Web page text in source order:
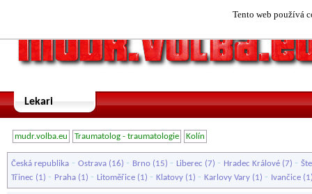
Tento web používá
Lekari
mudr.volba.eu Traumatolog - traumatologie Kolín
Česká republika - Ostrava (16) - Brno (15) - Liberec (7) - Hradec Králové (7) -
Třinec (1) - Praha (1) - Litoměřice (1) - Klatovy (1) - Karlovy Vary (1) - Ivančice